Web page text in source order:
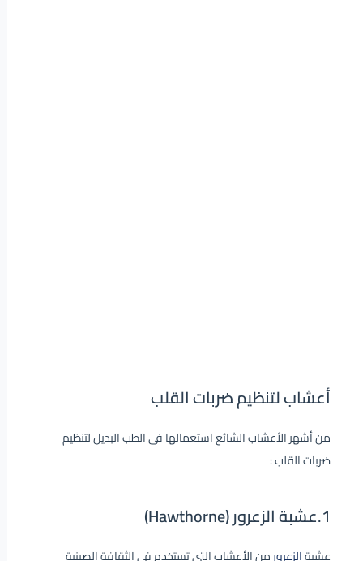
أعشاب لتنظيم ضربات القلب
من أشهر الأعشاب الشائع استعمالها فى الطب البديل لتنظيم
ضربات القلب :
1.عشبة الزعرور (Hawthorne)
عشبةالزعرورمن الأعشاب التى تستخدم في الثقافة الصينية